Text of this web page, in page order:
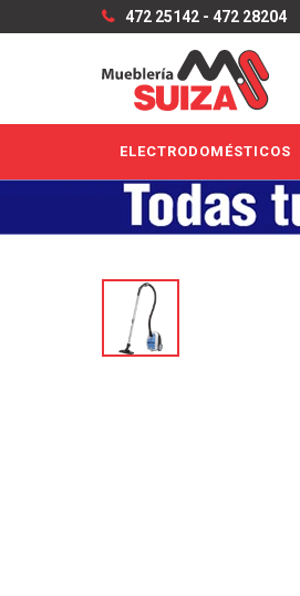
ELECTRODOMÉSTICOS
472 25142 - 472 28204